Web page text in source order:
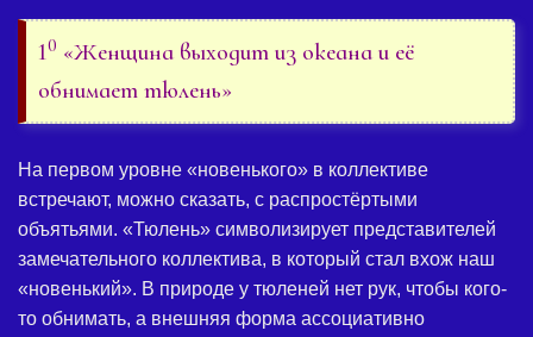
10 «Женщина выходит из океана и её
обнимает тюлень»
На первом уровне «новенького» в коллективе
встречают, можно сказать, с распростёртыми
объятьями. «Тюлень» символизирует представителей
замечательного коллектива, в который стал вхож наш
«новенький». В природе у тюленей нет рук, чтобы кого-
то обнимать, а внешняя форма ассоциативно